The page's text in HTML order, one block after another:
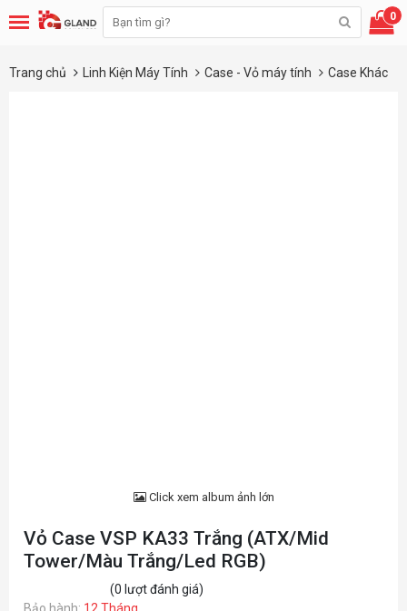
0
Trang chủ Linh Kiện Máy Tính Case - Vỏ máy tính Case Khác
Click xem album ảnh lớn
Vỏ Case VSP KA33 Trắng (ATX/Mid
Tower/Màu Trắng/Led RGB)
(0 lượt đánh giá)